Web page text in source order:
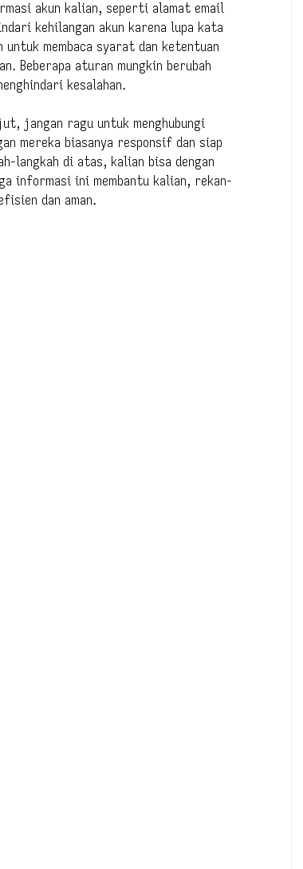
akun kalian, seperti alamat email
kehilangan akun karena lupa kata
membaca syarat dan ketentuan
Beberapa aturan mungkin berubah
kesalahan.
jangan ragu untuk menghubungi
mereka biasanya responsif dan siap
langkah di atas, kalian bisa dengan
informasi ini membantu kalian, rekan-
dan aman.